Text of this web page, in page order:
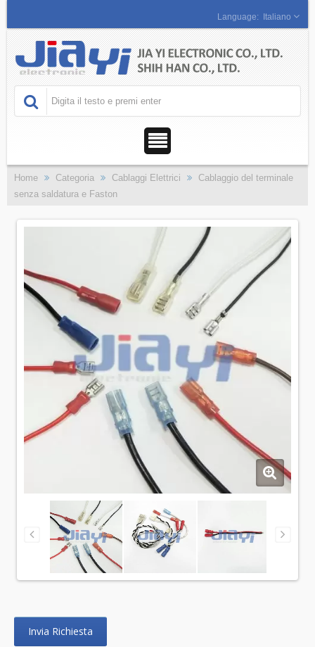
Italiano
Home Categoria Cablaggi Elettrici
Cablaggio del terminale
senza saldatura e Faston
Invia Richiesta